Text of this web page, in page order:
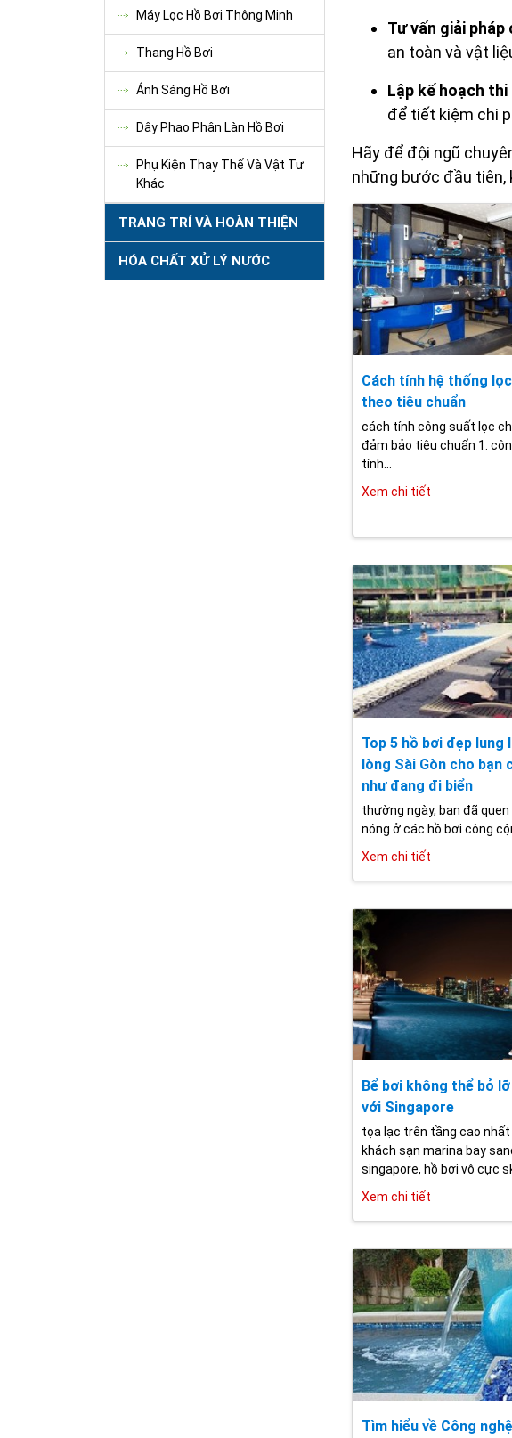
Máy Lọc Hồ Bơi Thông Minh
Thang Hồ Bơi
Ánh Sáng Hồ Bơi
Dây Phao Phân Làn Hồ Bơi
Phụ Kiện Thay Thế Và Vật Tư
Khác
TRANG TRÍ VÀ HOÀN THIỆN
HÓA CHẤT XỬ LÝ NƯỚC
Tư vấn giải
an toàn và vật
Lập kế hoạch
để tiết kiệm chi
Hãy để đội ngũ
những bước đầu tiên,
Cách tính hệ thống
theo tiêu chuẩn
cách tính công suất lọc
đảm bảo tiêu chuẩn 1.
tính...
Xem chi tiết
Top 5 hồ bơi đẹp lung
lòng Sài Gòn cho bạn
như đang đi biển
thường ngày, bạn đã
nóng ở các hồ bơi công
Xem chi tiết
Bể bơi không thể bỏ
với Singapore
tọa lạc trên tầng cao nhất
khách sạn marina bay
singapore, hồ bơi vô cực
Xem chi tiết
Tìm hiểu về Công